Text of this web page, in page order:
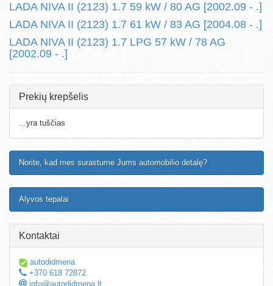
LADA NIVA II (2123) 1.7 59 kW / 80 AG [2002.09 - .]
LADA NIVA II (2123) 1.7 61 kW / 83 AG [2004.08 - .]
LADA NIVA II (2123) 1.7 LPG 57 kW / 78 AG
[2002.09 - .]
Prekių krepšelis
...yra tuščias
Norite, kad mes surastume Jums automobilio detalę?
Alyvos tepalai
Kontaktai
autodidmena
+370 618 72872
info@autodidmena.lt